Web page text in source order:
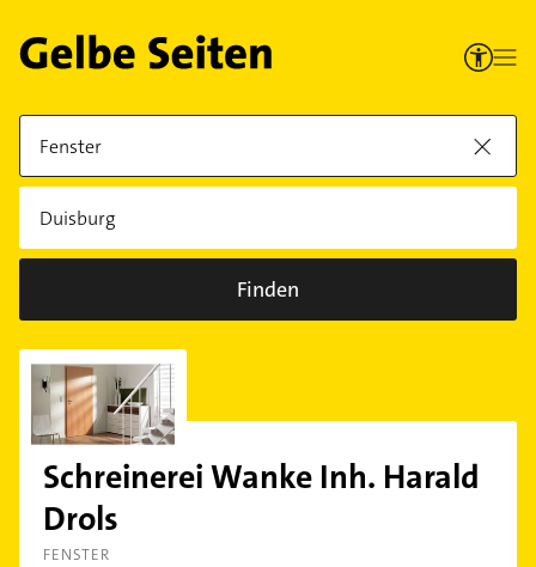
Finden
Schreinerei Wanke Inh. Harald
Drols
FENSTER